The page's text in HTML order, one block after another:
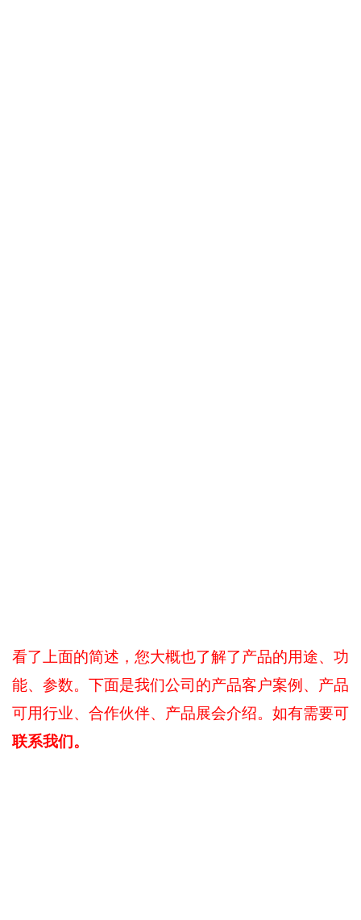
看了上面的简述，您大概也了解了产品的用途、功
能、参数。下面是我们公司的产品客户案例、产品
可用行业、合作伙伴、产品展会介绍。如有需要可
联系我们。